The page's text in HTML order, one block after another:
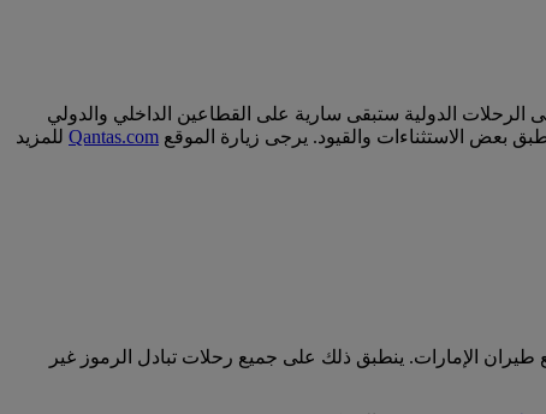
الرحلات الدولية ستبقى سارية على القطاعين الداخلي والدولي
Qantas.com للمزيد
الإمارات. ينطبق ذلك على جميع رحلات تبادل الرموز غير